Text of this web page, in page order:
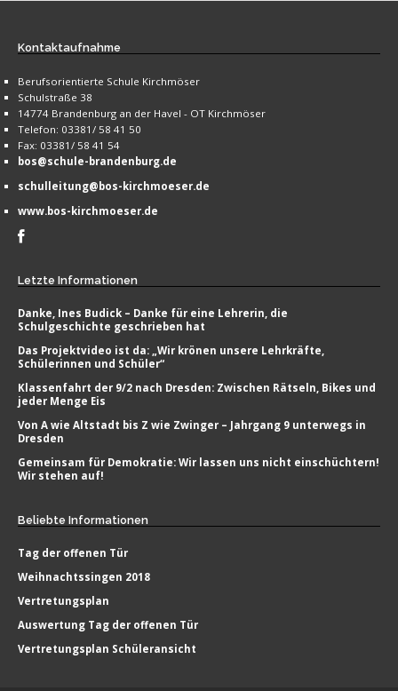
Kontaktaufnahme
Berufsorientierte Schule Kirchmöser
Schulstraße 38
14774 Brandenburg an der Havel - OT Kirchmöser
Telefon: 03381/ 58 41 50
Fax: 03381/ 58 41 54
bos@schule-brandenburg.de
schulleitung@bos-kirchmoeser.de
www.bos-kirchmoeser.de
Letzte Informationen
Danke, Ines Budick – Danke für eine Lehrerin, die
Schulgeschichte geschrieben hat
Das Projektvideo ist da: „Wir krönen unsere Lehrkräfte,
Schülerinnen und Schüler“
Klassenfahrt der 9/2 nach Dresden: Zwischen Rätseln, Bikes und
jeder Menge Eis
Von A wie Altstadt bis Z wie Zwinger – Jahrgang 9 unterwegs in
Dresden
Gemeinsam für Demokratie: Wir lassen uns nicht einschüchtern!
Wir stehen auf!
Beliebte Informationen
Tag der offenen Tür
Weihnachtssingen 2018
Vertretungsplan
Auswertung Tag der offenen Tür
Vertretungsplan Schüleransicht